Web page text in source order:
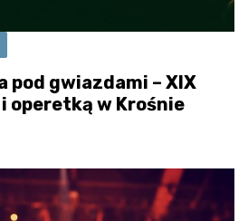
pod gwiazdami – XIX
operetką w Krośnie